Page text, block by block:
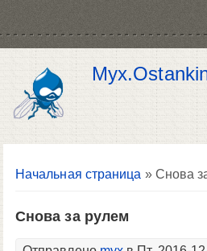
Вы здесь
Начальная страница » Снова
Снова за рулем